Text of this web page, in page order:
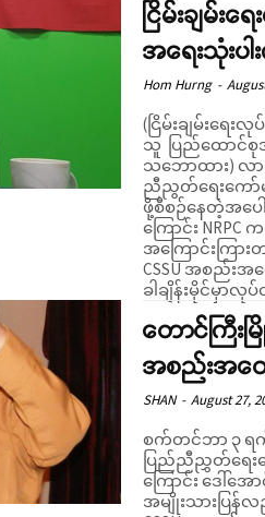
ငြိမ်းချမ်
အရေးသုံး
Hom Hurng -
(ငြိမ်းချမ်းရေ
သူ ပြည်ထောင်စု
သဘောထား) လ
ညီညွတ်ရေးကော်
ဖို့စီစဉ်နေတဲ့အပ
ကြောင်း
အကြောင်းကြာ
CSSU အစည်း
ခါချိန်းမိုင်မှာ
တောင်ကြီး
အစည်းအဝေ
SHAN - August 27,
စက်တင်ဘာ ၃ ရ
ပြည်ညီညွှတ်ရေးက
ကြောင်း ဒေါ်အ
အမျိုးသားပြန်လ